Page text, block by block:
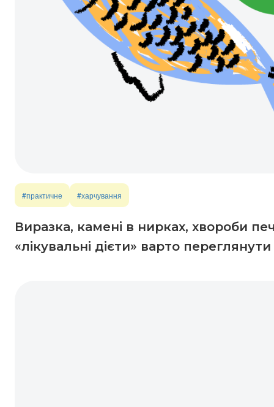
#практичне #харчування
Виразка, камені в нирках, хвороби
«лікувальні дієти» варто переглянути